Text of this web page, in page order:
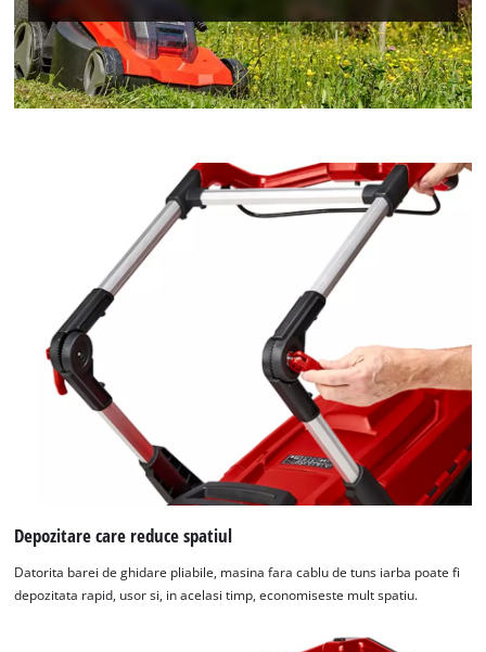
Depozitare care reduce spatiul
Datorita barei de ghidare pliabile, masina fara cablu de tuns iarba poate fi
depozitata rapid, usor si, in acelasi timp, economiseste mult spatiu.